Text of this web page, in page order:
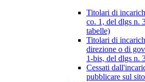
Titolari di
co. 1, del dlgs n.
tabelle)
Titolari di
direzione o di
1-bis, del dlgs n.
Cessati
pubblicare sul